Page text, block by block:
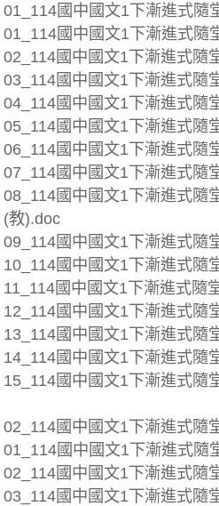
01_114國中國文1下漸進式隨
01_114國中國文1下漸進式隨
02_114國中國文1下漸進式隨
03_114國中國文1下漸進式隨
04_114國中國文1下漸進式隨
05_114國中國文1下漸進式隨
06_114國中國文1下漸進式隨
07_114國中國文1下漸進式隨
08_114國中國文1下漸進式隨
(教).doc
09_114國中國文1下漸進式隨
10_114國中國文1下漸進式隨
11_114國中國文1下漸進式隨
12_114國中國文1下漸進式隨
13_114國中國文1下漸進式隨
14_114國中國文1下漸進式隨
15_114國中國文1下漸進式隨
02_114國中國文1下漸進式隨
01_114國中國文1下漸進式隨
02_114國中國文1下漸進式隨
03_114國中國文1下漸進式隨